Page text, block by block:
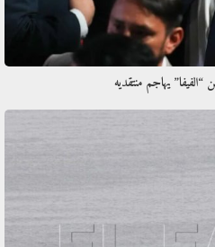
“الفيفا” يهاجم منتقديه